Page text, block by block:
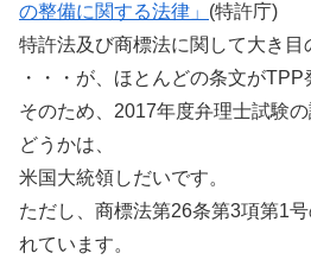
の整備に関する法律」 (特許庁)
特許法及び商標法に関して大き目
・・・が、ほとんどの条文がTPP
そのため、2017年度弁理士試験
どうかは、
米国大統領しだいです。
ただし、商標法第26条第3項第1
れています。